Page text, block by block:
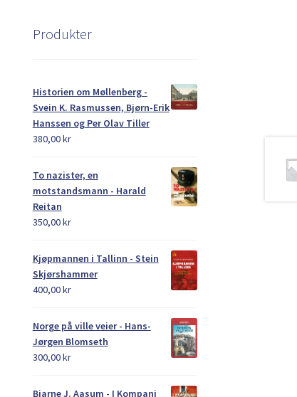
Produkter
Historien om Møllenberg -
Svein K. Rasmussen, Bjørn-Erik
Hanssen og Per Olav Tiller
380,00kr
To nazister, en
motstandsmann - Harald
Reitan
350,00kr
Kjøpmannen i Tallinn - Stein
Skjørshammer
400,00kr
Norge på ville veier - Hans-
Jørgen Blomseth
300,00kr
Bjarne J. Aasum - I Kompani